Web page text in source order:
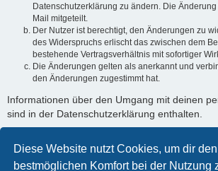
Diese Website nutzt Cookies, um dir den
bestmöglichen Komfort bei der Nutzung
Datenschutzerklärung zu ändern. Die
Mail mitgeteilt.
Der Nutzer ist berechtigt, den Änderungen zu
des Widerspruchs erlischt das zwischen dem
bestehende Vertragsverhältnis mit sofortiger
Die Änderungen gelten als anerkannt und
den Änderungen zugestimmt hat.
Informationen über den Umgang mit deinen
sind in der Datenschutzerklärung enthalten.